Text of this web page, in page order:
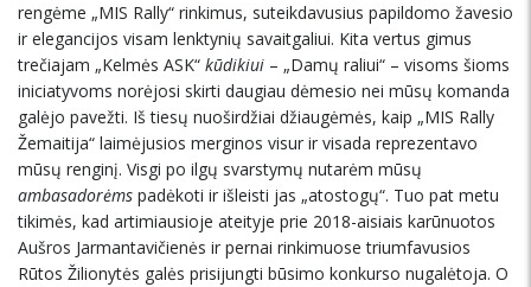
rengėme „MIS Rally“ rinkimus, suteikdavusius papildomo žavesio
ir elegancijos visam lenktynių savaitgaliui. Kita vertus gimus
trečiajam „Kelmės ASK“ kūdikiui – „Damų raliui“ – visoms šioms
iniciatyvoms norėjosi skirti daugiau dėmesio nei mūsų komanda
galėjo pavežti. Iš tiesų nuoširdžiai džiaugėmės, kaip „MIS Rally
Žemaitija“ laimėjusios merginos visur ir visada reprezentavo
mūsų renginį. Visgi po ilgų svarstymų nutarėm mūsų
ambasadorėms padėkoti ir išleisti jas „atostogų“. Tuo pat metu
tikimės, kad artimiausioje ateityje prie 2018-aisiais karūnuotos
Aušros Jarmantavičienės ir pernai rinkimuose triumfavusios
Rūtos Žilionytės galės prisijungti būsimo konkurso nugalėtoja. O